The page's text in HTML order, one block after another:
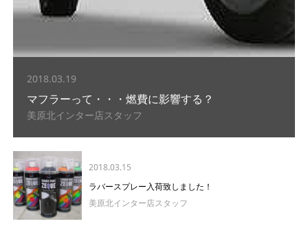
2018.03.19
マフラーって・・・燃費に影響する？
美原北インター店スタッフ
2018.03.15
ラバースプレー入荷致しました！
美原北インター店スタッフ